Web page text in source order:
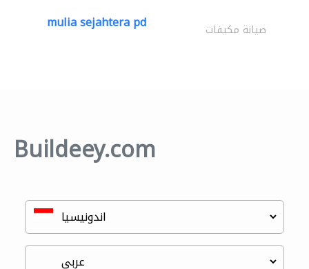
mulia sejahtera pd صيانة مكيفات
Buildeey.com